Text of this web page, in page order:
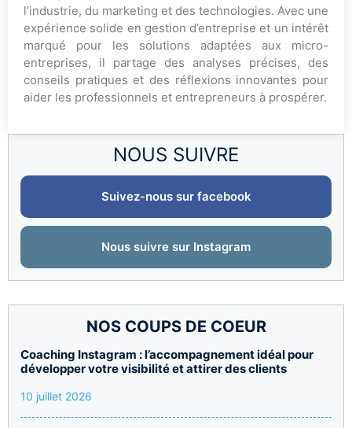
NOUS SUIVRE
Suivez-nous sur facebook
Nous suivre sur Instagram
NOS COUPS DE COEUR
Coaching Instagram : l’accompagnement idéal pour
développer votre visibilité et attirer des clients
10 juillet 2026
l’industrie, du marketing et des technologies. Avec une
expérience solide en gestion d’entreprise et un intérêt
marqué pour les solutions adaptées aux micro-
entreprises, il partage des analyses précises, des
conseils pratiques et des réflexions innovantes pour
aider les professionnels et entrepreneurs à prospérer.